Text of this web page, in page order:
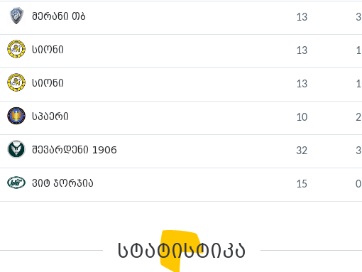
მერანი თბ 13 3
სიონი 13 1
სიონი 13 1
სპაერი 10 2
შევარდენი 1906 32 3
ვიტ ჯორჯია 15 0
სტატისტიკა